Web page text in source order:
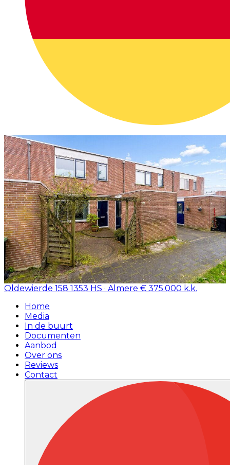
Oldewierde 158 1353 HS · Almere € 375.000 k.k.
Home
Media
In de buurt
Documenten
Aanbod
Over ons
Reviews
Contact